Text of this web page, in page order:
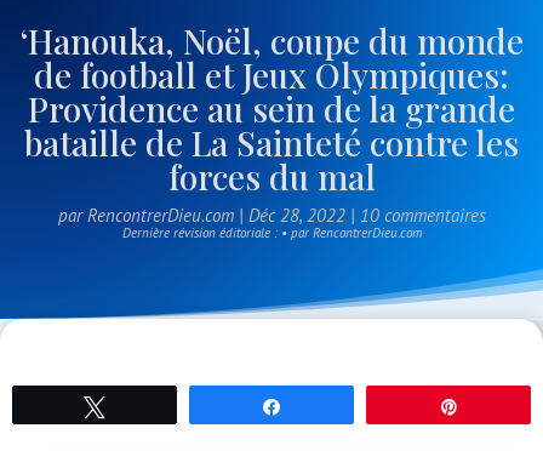
‘Hanouka, Noël, coupe du monde
de football et Jeux Olympiques:
Providence au sein de la grande
bataille de La Sainteté contre les
forces du mal
parRencontrerDieu.com| Déc 28, 2022| 10 commentaires
Dernière révision éditoriale : • par RencontrerDieu.com